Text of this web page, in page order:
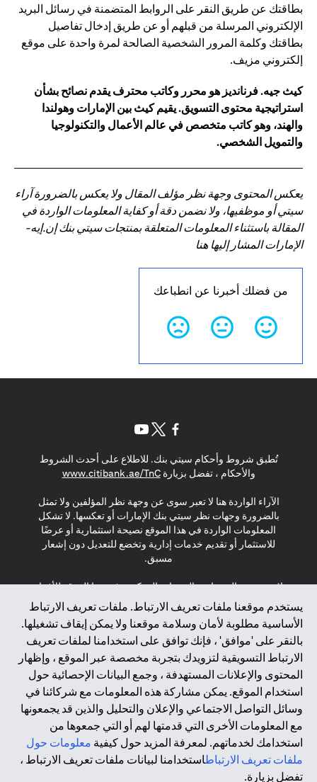
بطاقتك عن طريق النقر على الروابط المتضمنة في رسائل البريد
الإلكتروني المرسلة من قبلهم أو عن طريق إدخال تفاصيل
بطاقتك وكلمة المرور الشخصية الصالحة لمرة واحدة على موقع
إلكتروني مزيف.
كيث جيه. فرنانديز هو محرر وكاتب محترف يقدم نصائح بشأن
استراتيجية محتوى التسويق. يقيم كيث بين الإمارات وهولندا
والهند، وهو كاتب متخصص في عالم الأعمال والتكنولوجيا
والتمويل الشخصي.
يعكس المحتوى وجهة نظر مؤلف المقال ولا يعكس بالضرورة آراء
سيتي أو موظفيها، ولا نضمن دقة أو كفاية المعلومات الواردة في
المقالة باستثناء المعلومات المتعلقة بمنتجات سيتي بنك إن.إيه-
الإمارات المشار إليها هنا
من فضلك أخبرنا عن انطباعك
يستخدم موقعنا ملفات تعريف الارتباط. ملفات تعريف الارتباط
الأساسية مطلوبة لأمان وسلامة موقعنا ولا يمكن إيقاف تشغيلها.
بالنقر على 'موافق' ، فإنك توافق على استخدامنا لملفات تعريف
الارتباط التسويقية لتزويدك بتجربة مخصصة عبر الموقع ، وإظهار
المحتوى والإعلانات المستهدفة ، وجمع البيانات الإحصائية حول
استخدام الموقع. يمكن مشاركة هذه المعلومات مع شركائنا في
وسائل التواصل الاجتماعي والإعلان والتحليل والذين قد يجمعونها
مع المعلومات الأخرى التي قدمتها لهم أو التي جمعوها من
استخدامك لخدماتهم. لمعرفة المزيد حول كيفية معلومات حول
ملفات تعريف الارتباطاستخدامنا لبيانات ملفات تعريف الارتباط ،
تفضل بزيارة.
تُطبق شروط وأحكام سيتي بنك. للاطلاع على أحدث الشروط
والأحكام ، تفضل بزيارةwww.citibank.ae/TnC
(opens in a new tab)
الآراء الواردة هنا لا تعبر سوى عن وجهة نظر المؤلفين ولا تمثل
بالضرورة وجهات نظر سيتي بنك الإمارات أو تعكسها. لا تشكل
المعلومات الواردة في هذا الموقع نصيحة استثمارية أو عرضًا
للاستثمار أو تقديم خدمات إدارية وتخضع للتعديل دون إشعار
مسبق.
لا يتم تقديم المنتجات والخدمات المذكورة في هذا الموقع للأفراد
المقيمين في الاتحاد الأوروبي أو المنطقة الاقتصادية الأوروبية أو
سويسرا أو غيرنسي أو جيرسي أو موناكو أو سان مارينو أو
الفاتيكان أو جزيرة مان أو المملكة المتحدة أو خصوصية البيانات
(لائحة حماية البيانات العامة \ قانون حماية البيانات الشخصية
العامة \ قانون خصوصية نيوزيلندا). المحتوى الموجود في هذه
الصفحة ليس ولا ينبغي تفسيره على أنه عرض أو دعوة أو دعوة
لشراء أو بيع أي من المنتجات والخدمات المذكورة هنا لمثل هؤلاء
الأفراد.
*GDPR – اللائحة العامة لحماية البيانات؛ * LGPD – Lei Geral de
Proteção de Dados Pessoais ; *NZPA – قانون الخصوصية
النيوزيلندي